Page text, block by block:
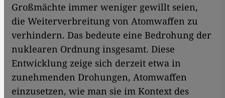
Großmächte immer weniger gewillt seien,
die Weiterverbreitung von Atomwaffen zu
verhindern. Das bedeute eine Bedrohung der
nuklearen Ordnung insgesamt. Diese
Entwicklung zeige sich derzeit etwa in
zunehmenden Drohungen, Atomwaffen
einzusetzen, wie man sie im Kontext des